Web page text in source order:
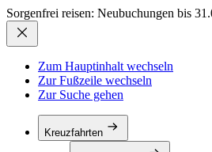
Sorgenfrei reisen: Neubuchungen bis
Zum Hauptinhalt wechseln
Zur Fußzeile wechseln
Zur Suche gehen
Kreuzfahrten